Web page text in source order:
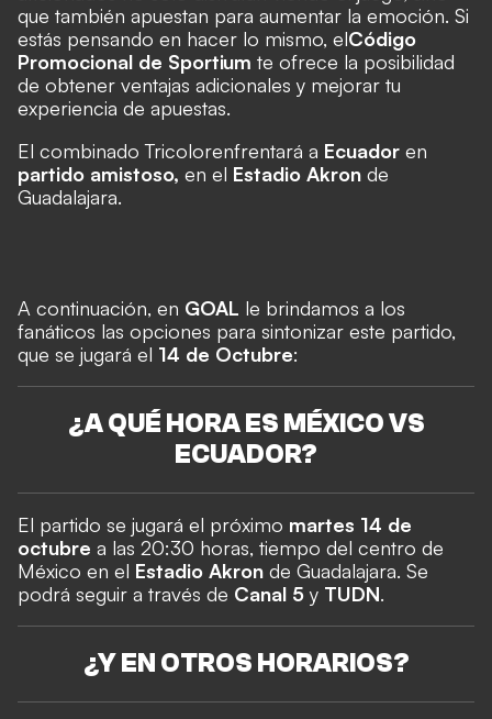
que también apuestan para aumentar la emoción. Si
estás pensando en hacer lo mismo, elCódigo
Promocional de Sportium te ofrece la posibilidad
de obtener ventajas adicionales y mejorar tu
experiencia de apuestas.
El combinado Tricolorenfrentará a Ecuador en
partido amistoso, en el Estadio Akron de
Guadalajara.
A continuación, en GOAL le brindamos a los
fanáticos las opciones para sintonizar este partido,
que se jugará el 14 de Octubre:
¿A QUÉ HORA ES MÉXICO VS
ECUADOR?
El partido se jugará el próximo martes 14 de
octubre a las 20:30 horas, tiempo del centro de
México en el Estadio Akron de Guadalajara. Se
podrá seguir a través de Canal 5 y TUDN.
¿Y EN OTROS HORARIOS?